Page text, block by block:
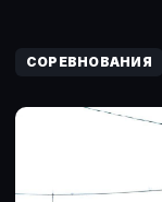
СОРЕВНОВАНИЯ